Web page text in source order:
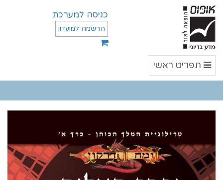
כניסה למערכת
הרשמה למועדון
תפריט
ראשי
תפריט ראשי